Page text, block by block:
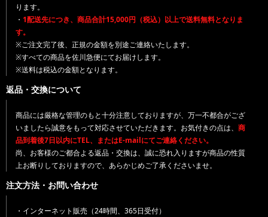
ります。
・ 1配送先につき、商品合計15,000円（税込）以上で送料無料となりま
す。
※ご注文完了後、正規の金額を別途ご連絡いたします。
※すべての商品を佐川急便にてお届けします。
※送料は税込の金額となります。
返品・交換について
商品には厳格な管理のもと十分注意しておりますが、万一不都合がござ
いましたら誠意をもって対応させていただきます。お気付きの点は、 商
品到着後7日以内にTEL、またはE-mailにてご連絡ください。
尚、お客様のご都合よる返品・交換は、誠に恐れ入りますが商品の性質
上お断りしておりますので、あらかじめご了承くださいませ。
注文方法・お問い合わせ
・インターネット販売（24時間、365日受付）